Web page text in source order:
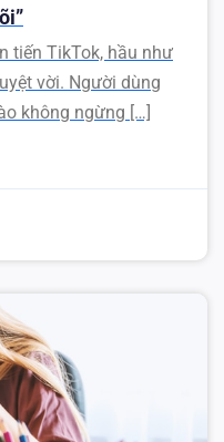
tiến TikTok, hầu như
vời. Người dùng
không ngừng […]